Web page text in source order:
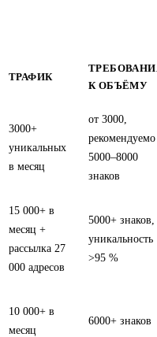
ТРАФИК
К ОБЪЁМУ
3000+
уникальных
в месяц
от 3000,
рекомендуемо
5000–8000
знаков
15 000+ в
месяц +
рассылка 27
000 адресов
5000+ знаков,
уникальность
>95 %
10 000+ в
месяц
6000+ знаков